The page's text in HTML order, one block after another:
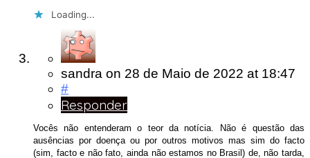
Loading...
sandra on 28 de Maio de 2022 at 18:47
#
Responder
Vocês não entenderam o teor da notícia. Não é questão das
ausências por doença ou por outros motivos mas sim do facto
(sim, facto e não fato, ainda não estamos no Brasil) de, não tarda,